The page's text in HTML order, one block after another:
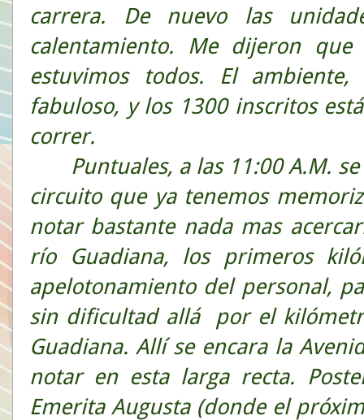
carrera. De nuevo las
calentamiento. Me dijeron
estuvimos todos. El
fabuloso, y los 1300 inscritos
correr.
Puntuales, a las 11:00 A.M. se
circuito que ya tenemos
notar bastante nada mas
río Guadiana, los primeros
apelotonamiento del personal,
sin dificultad allá por el
Guadiana. Allí se encara la
notar en esta larga recta.
Emerita Augusta (donde el